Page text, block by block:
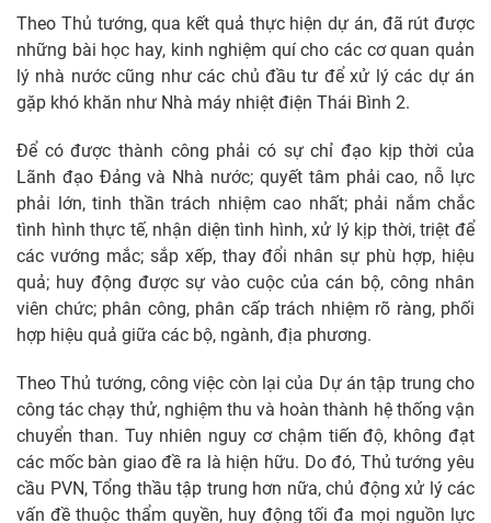
Theo Thủ tướng, qua kết quả thực hiện dự án, đã rút được
những bài học hay, kinh nghiệm quí cho các cơ quan quản
lý nhà nước cũng như các chủ đầu tư để xử lý các dự án
gặp khó khăn như Nhà máy nhiệt điện Thái Bình 2.
Để có được thành công phải có sự chỉ đạo kịp thời của
Lãnh đạo Đảng và Nhà nước; quyết tâm phải cao, nỗ lực
phải lớn, tinh thần trách nhiệm cao nhất; phải nắm chắc
tình hình thực tế, nhận diện tình hình, xử lý kịp thời, triệt để
các vướng mắc; sắp xếp, thay đổi nhân sự phù hợp, hiệu
quả; huy động được sự vào cuộc của cán bộ, công nhân
viên chức; phân công, phân cấp trách nhiệm rõ ràng, phối
hợp hiệu quả giữa các bộ, ngành, địa phương.
Theo Thủ tướng, công việc còn lại của Dự án tập trung cho
công tác chạy thử, nghiệm thu và hoàn thành hệ thống vận
chuyển than. Tuy nhiên nguy cơ chậm tiến độ, không đạt
các mốc bàn giao đề ra là hiện hữu. Do đó, Thủ tướng yêu
cầu PVN, Tổng thầu tập trung hơn nữa, chủ động xử lý các
vấn đề thuộc thẩm quyền, huy động tối đa mọi nguồn lực